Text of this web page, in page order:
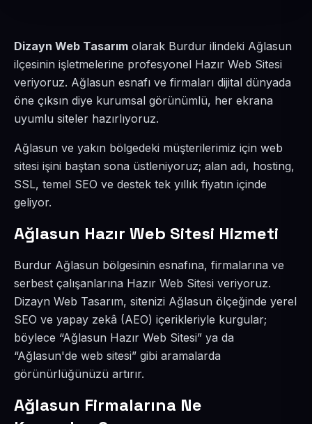
Dizayn Web Tasarım olarak Burdur ilindeki Ağlasun
ilçesinin işletmelerine profesyonel Hazır Web Sitesi
veriyoruz. Ağlasun esnafı ve firmaları dijital dünyada
öne çıksın diye kurumsal görünümlü, her ekrana
uyumlu siteler hazırlıyoruz.
Ağlasun ve yakın bölgedeki müşterilerimiz için web
sitesi işini baştan sona üstleniyoruz; alan adı, hosting,
SSL, temel SEO ve destek tek yıllık fiyatın içinde
geliyor.
Ağlasun Hazır Web Sitesi Hizmeti
Burdur Ağlasun bölgesinin esnafına, firmalarına ve
serbest çalışanlarına Hazır Web Sitesi veriyoruz.
Dizayn Web Tasarım, sitenizi Ağlasun ölçeğinde yerel
SEO ve yapay zekâ (AEO) içerikleriyle kurgular;
böylece “Ağlasun Hazır Web Sitesi” ya da
“Ağlasun'de web sitesi” gibi aramalarda
görünürlüğünüzü artırır.
Ağlasun Firmalarına Ne